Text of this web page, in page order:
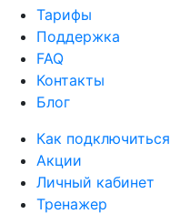
Тарифы
Поддержка
FAQ
Контакты
Блог
Как подключиться
Акции
Личный кабинет
Тренажер